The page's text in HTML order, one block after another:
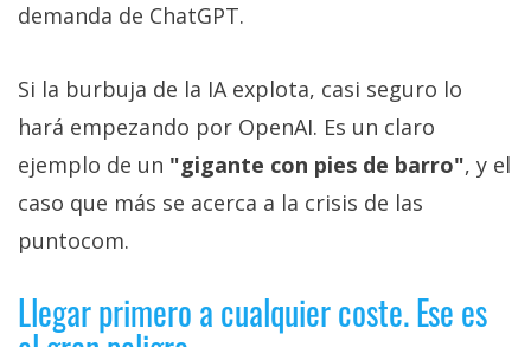
demanda de ChatGPT.
Si la burbuja de la IA explota, casi seguro lo
hará empezando por OpenAI. Es un claro
ejemplo de un "gigante con pies de barro", y el
caso que más se acerca a la crisis de las
puntocom.
Llegar primero a cualquier coste. Ese es